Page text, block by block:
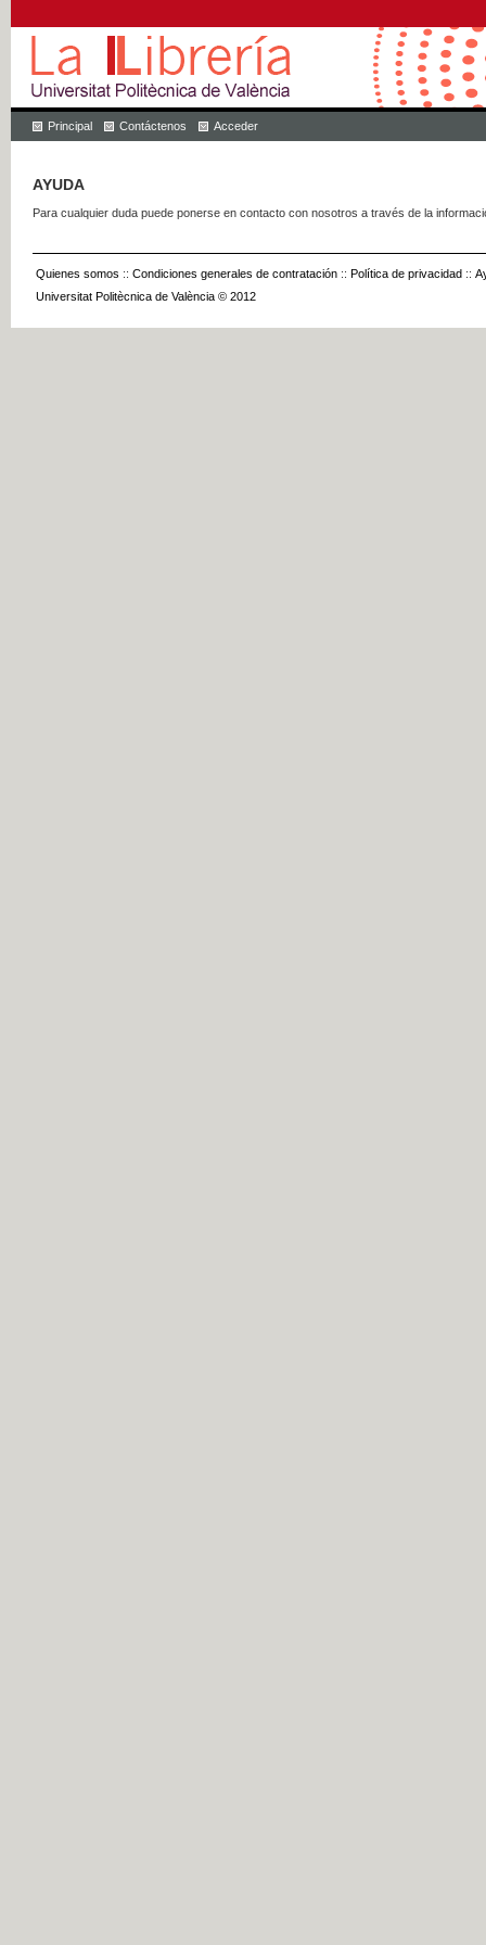
Principal Contáctenos Acceder
AYUDA
Para cualquier duda puede ponerse en contacto con nosotros a través de la
Quienes somos :: Condiciones generales de contratación :: Política de privacidad ::
Universitat Politècnica de València © 2012